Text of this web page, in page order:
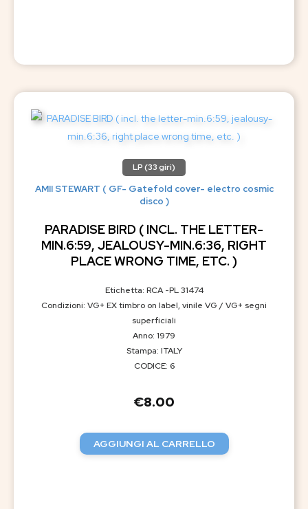
LP (33 giri)
AMII STEWART ( GF- Gatefold cover- electro cosmic
disco )
PARADISE BIRD ( INCL. THE LETTER-
MIN.6:59, JEALOUSY-MIN.6:36, RIGHT
PLACE WRONG TIME, ETC. )
Etichetta: RCA -PL 31474
Condizioni: VG+ EX timbro on label, vinile VG / VG+ segni
superficiali
Anno: 1979
Stampa: ITALY
CODICE: 6
€8.00
AGGIUNGI AL CARRELLO